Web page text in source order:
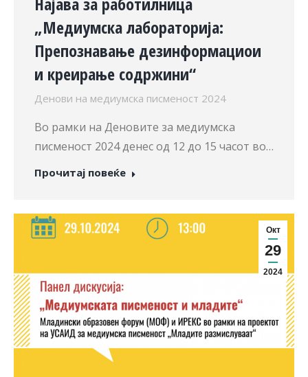
„Медиумска лабораторија:
Препознавање дезинформациои
и креирање содржини“
Денови на медиумска писменост 2024
Во рамки на Деновите за медиумска
писменост 2024 денес од 12 до 15 часот во…
Прочитај повеќе
Окт
29
2024